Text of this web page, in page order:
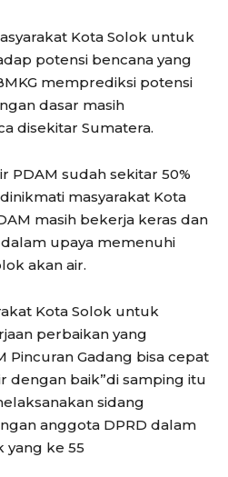
Kota Solok untuk
potensi bencana yang
memprediksi potensi
dasar masih
disekitar Sumatera.
PDAM sudah sekitar 50%
masyarakat Kota
masih bekerja keras dan
upaya memenuhi
akan air.
Kota Solok untuk
perbaikan yang
Pincuran Gadang bisa cepat
dengan baik”di samping itu
sidang
anggota DPRD dalam
yang ke 55